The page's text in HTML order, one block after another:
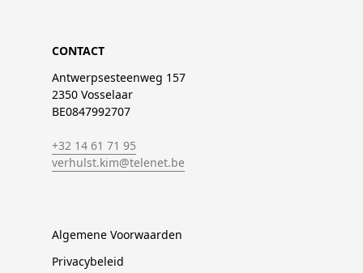
CONTACT
Antwerpsesteenweg 157
2350 Vosselaar
BE0847992707
+32 14 61 71 95
verhulst.kim@telenet.be
Algemene Voorwaarden
Privacybeleid